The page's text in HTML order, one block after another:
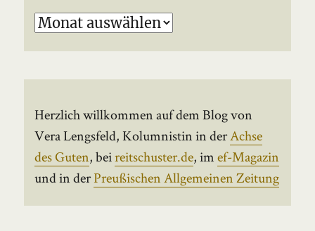
Archiv
Herzlich willkommen auf dem Blog von
Vera Lengsfeld, Kolumnistin in derAchse
des Guten, beireitschuster.de, imef-Magazin
und in derPreußischen Allgemeinen Zeitung